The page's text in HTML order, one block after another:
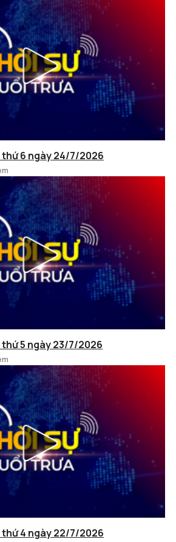
thứ 6 ngày 24/7/2026
thứ 5 ngày 23/7/2026
thứ 4 ngày 22/7/2026